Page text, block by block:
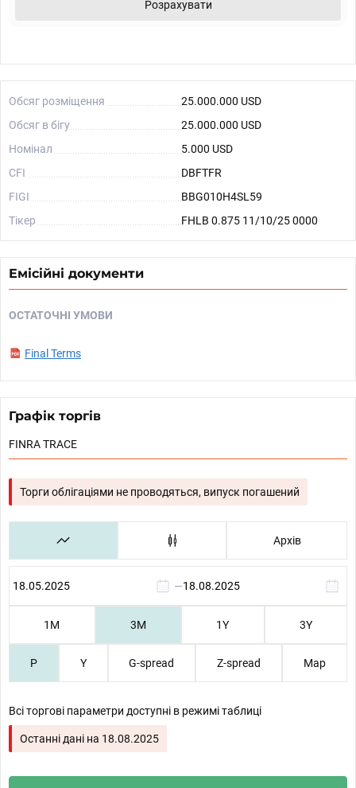
Розрахувати
Обсяг розміщення
25.000.000 USD
Обсяг в бігу
25.000.000 USD
Номінал
5.000 USD
CFI
DBFTFR
FIGI
BBG010H4SL59
Тікер
FHLB 0.875 11/10/25 0000
Емісійні документи
ОСТАТОЧНІ УМОВИ
Final Terms
Графік торгів
FINRA TRACE
Торги облігаціями не проводяться, випуск погашений
Архів
—
1М 3М 1Y 3Y
P Y G-spread Z-spread Map
Всі торгові параметри доступні в режимі таблиці
Останні дані на 18.08.2025